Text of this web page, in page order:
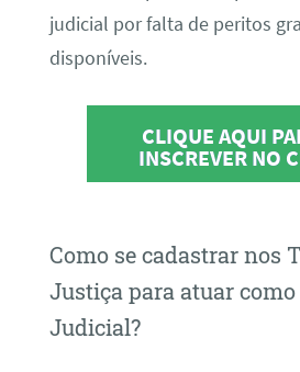
judicial por falta de peritos
disponíveis.
CLIQUE AQUI
INSCREVER NO
Como se cadastrar nos
Justiça para atuar
Judicial?